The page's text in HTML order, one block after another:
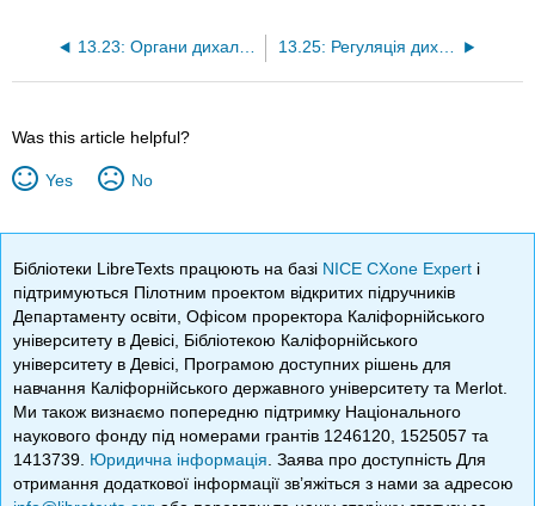
13.23: Органи дихальної системи 13.25: Регуляція дихання
Was this article helpful?
Yes No
Бібліотеки LibreTexts працюють на базі NICE CXone Expert і
підтримуються Пілотним проектом відкритих підручників
Департаменту освіти, Офісом проректора Каліфорнійського
університету в Девісі, Бібліотекою Каліфорнійського
університету в Девісі, Програмою доступних рішень для
навчання Каліфорнійського державного університету та Merlot.
Ми також визнаємо попередню підтримку Національного
наукового фонду під номерами грантів 1246120, 1525057 та
1413739. Юридична інформація . Заява про доступність Для
отримання додаткової інформації зв’яжіться з нами за адресою